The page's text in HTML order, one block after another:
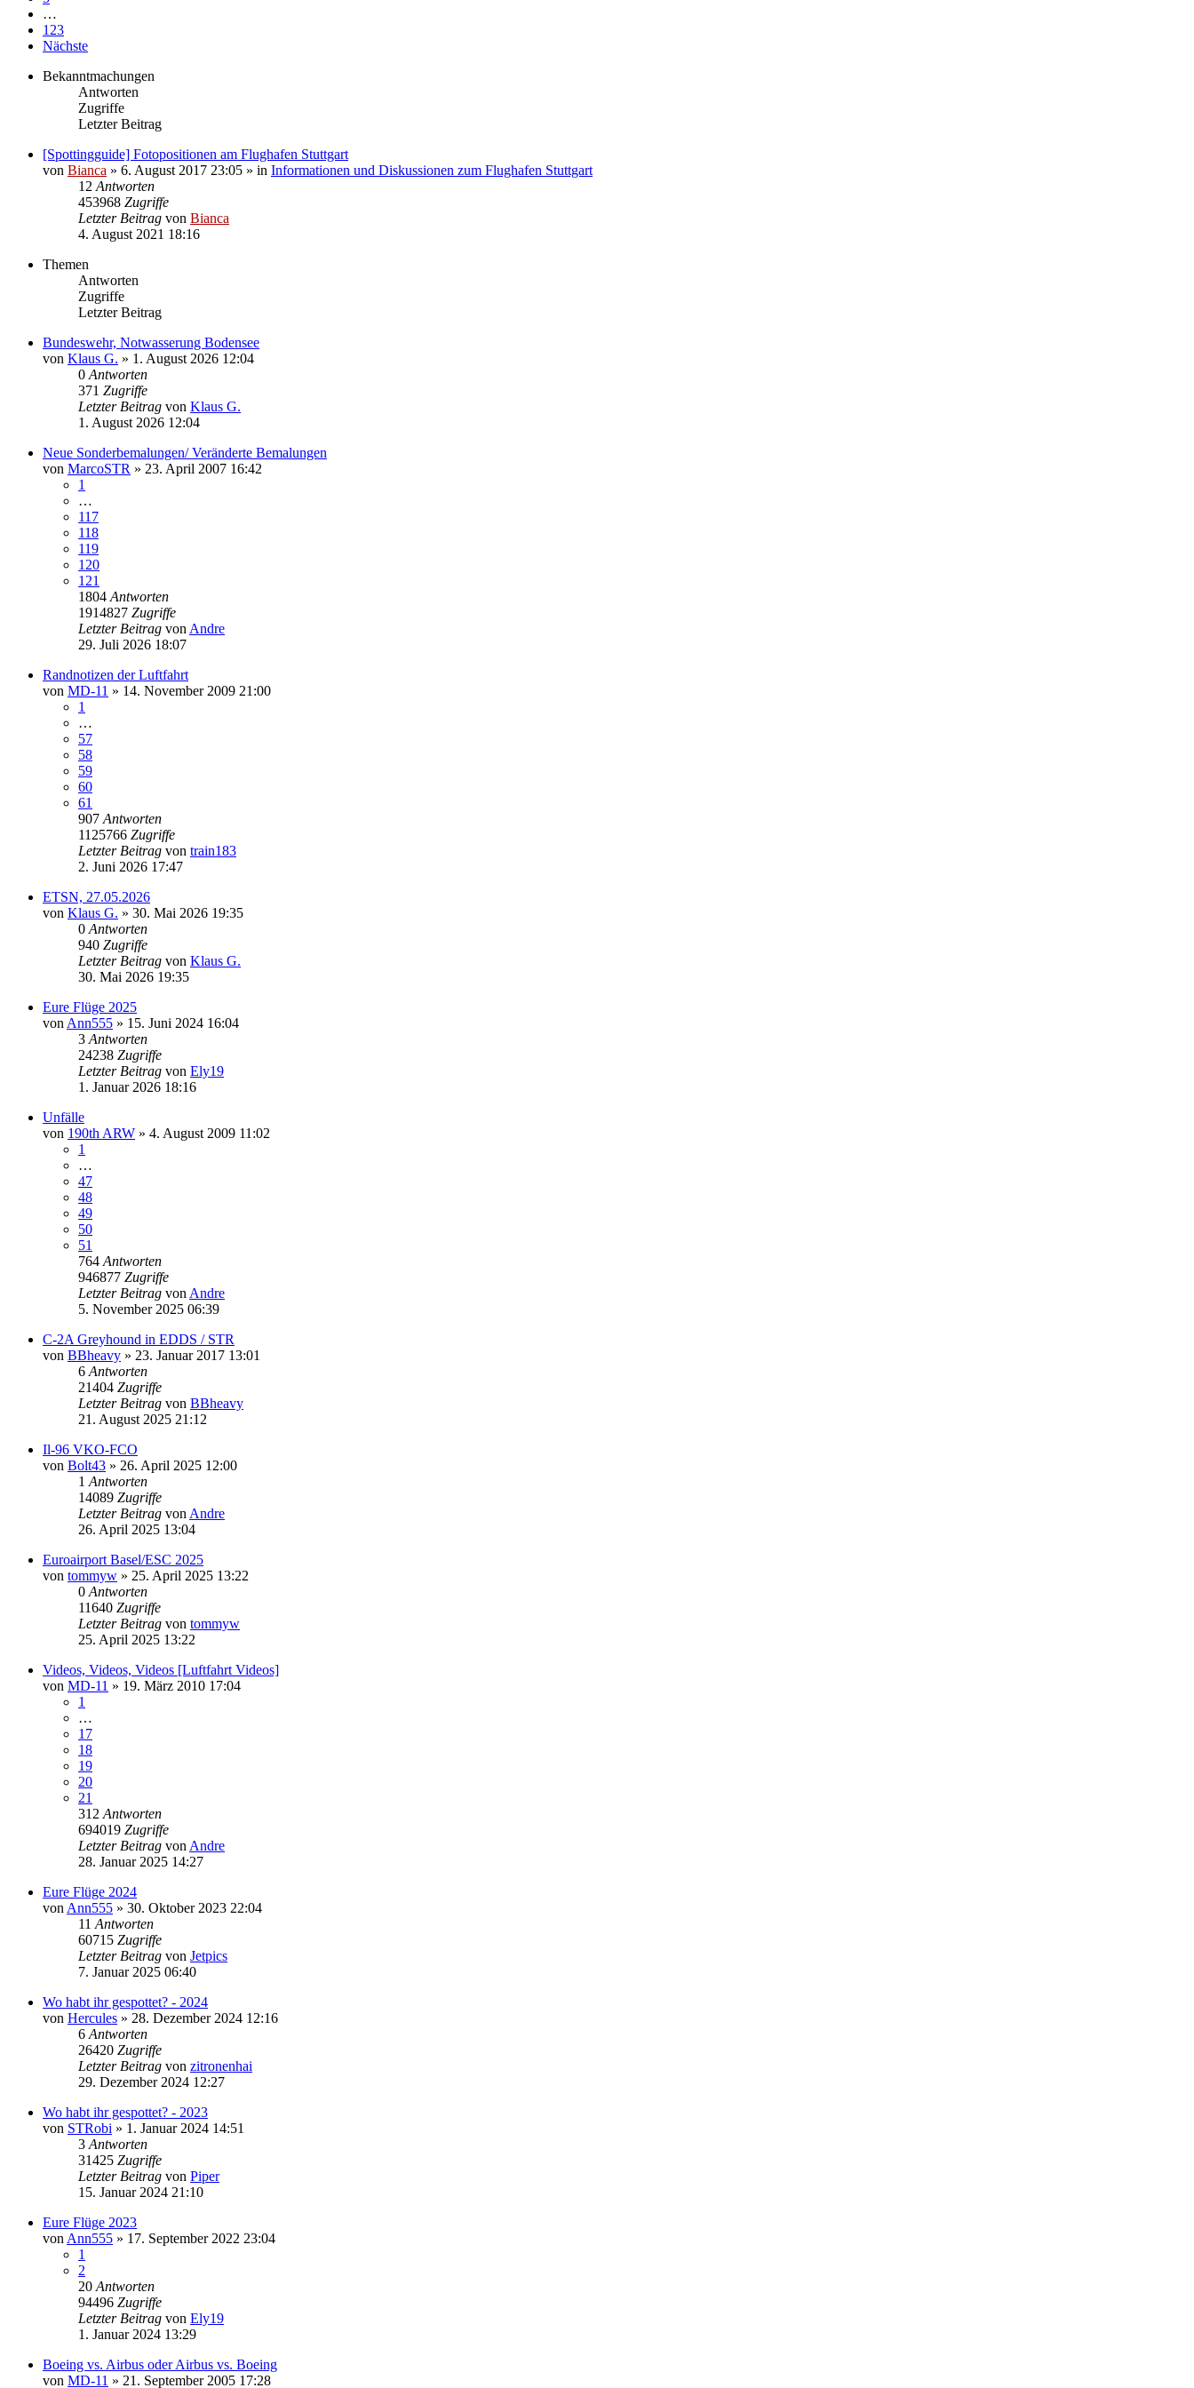
…
123
Nächste
Bekanntmachungen
Antworten
Zugriffe
Letzter Beitrag
[Spottingguide] Fotopositionen am Flughafen Stuttgart
von Bianca » 6. August 2017 23:05 » in Informationen und Diskussionen zum Flughafen Stuttgart
12 Antworten
453968 Zugriffe
Letzter Beitrag von Bianca
4. August 2021 18:16
Themen
Antworten
Zugriffe
Letzter Beitrag
Bundeswehr, Notwasserung Bodensee
von Klaus G. » 1. August 2026 12:04
0 Antworten
371 Zugriffe
Letzter Beitrag von Klaus G.
1. August 2026 12:04
Neue Sonderbemalungen/ Veränderte Bemalungen
von MarcoSTR » 23. April 2007 16:42
1
…
117
118
119
120
121
1804 Antworten
1914827 Zugriffe
Letzter Beitrag von Andre
29. Juli 2026 18:07
Randnotizen der Luftfahrt
von MD-11 » 14. November 2009 21:00
1
…
57
58
59
60
61
907 Antworten
1125766 Zugriffe
Letzter Beitrag von train183
2. Juni 2026 17:47
ETSN, 27.05.2026
von Klaus G. » 30. Mai 2026 19:35
0 Antworten
940 Zugriffe
Letzter Beitrag von Klaus G.
30. Mai 2026 19:35
Eure Flüge 2025
von Ann555 » 15. Juni 2024 16:04
3 Antworten
24238 Zugriffe
Letzter Beitrag von Ely19
1. Januar 2026 18:16
Unfälle
von 190th ARW » 4. August 2009 11:02
1
…
47
48
49
50
51
764 Antworten
946877 Zugriffe
Letzter Beitrag von Andre
5. November 2025 06:39
C-2A Greyhound in EDDS / STR
von BBheavy » 23. Januar 2017 13:01
6 Antworten
21404 Zugriffe
Letzter Beitrag von BBheavy
21. August 2025 21:12
Il-96 VKO-FCO
von Bolt43 » 26. April 2025 12:00
1 Antworten
14089 Zugriffe
Letzter Beitrag von Andre
26. April 2025 13:04
Euroairport Basel/ESC 2025
von tommyw » 25. April 2025 13:22
0 Antworten
11640 Zugriffe
Letzter Beitrag von tommyw
25. April 2025 13:22
Videos, Videos, Videos [Luftfahrt Videos]
von MD-11 » 19. März 2010 17:04
1
…
17
18
19
20
21
312 Antworten
694019 Zugriffe
Letzter Beitrag von Andre
28. Januar 2025 14:27
Eure Flüge 2024
von Ann555 » 30. Oktober 2023 22:04
11 Antworten
60715 Zugriffe
Letzter Beitrag von Jetpics
7. Januar 2025 06:40
Wo habt ihr gespottet? - 2024
von Hercules » 28. Dezember 2024 12:16
6 Antworten
26420 Zugriffe
Letzter Beitrag von zitronenhai
29. Dezember 2024 12:27
Wo habt ihr gespottet? - 2023
von STRobi » 1. Januar 2024 14:51
3 Antworten
31425 Zugriffe
Letzter Beitrag von Piper
15. Januar 2024 21:10
Eure Flüge 2023
von Ann555 » 17. September 2022 23:04
1
2
20 Antworten
94496 Zugriffe
Letzter Beitrag von Ely19
1. Januar 2024 13:29
Boeing vs. Airbus oder Airbus vs. Boeing
von MD-11 » 21. September 2005 17:28